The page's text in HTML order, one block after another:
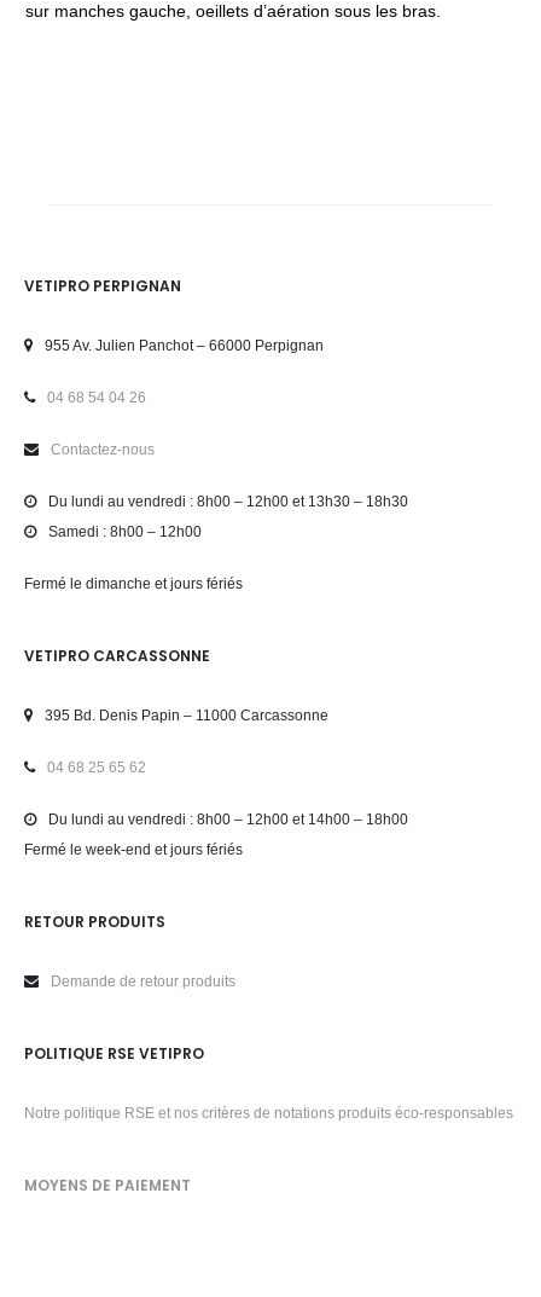
sur manches gauche, oeillets d’aération sous les bras.
VETIPRO PERPIGNAN
955 Av. Julien Panchot – 66000 Perpignan
04 68 54 04 26
Contactez-nous
Du lundi au vendredi : 8h00 – 12h00 et 13h30 – 18h30
Samedi : 8h00 – 12h00
Fermé le dimanche et jours fériés
VETIPRO CARCASSONNE
395 Bd. Denis Papin – 11000 Carcassonne
04 68 25 65 62
Du lundi au vendredi : 8h00 – 12h00 et 14h00 – 18h00
Fermé le week-end et jours fériés
RETOUR PRODUITS
Demande de retour produits
POLITIQUE RSE VETIPRO
Notre politique RSE et nos critères de notations produits éco-responsables
MOYENS DE PAIEMENT